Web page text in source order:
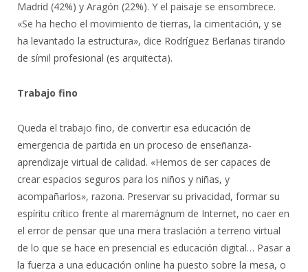
Madrid (42%) y Aragón (22%). Y el paisaje se ensombrece.
«Se ha hecho el movimiento de tierras, la cimentación, y se
ha levantado la estructura», dice Rodríguez Berlanas tirando
de símil profesional (es arquitecta).
Trabajo fino
Queda el trabajo fino, de convertir esa educación de
emergencia de partida en un proceso de enseñanza-
aprendizaje virtual de calidad. «Hemos de ser capaces de
crear espacios seguros para los niños y niñas, y
acompañarlos», razona. Preservar su privacidad, formar su
espíritu crítico frente al maremágnum de Internet, no caer en
el error de pensar que una mera traslación a terreno virtual
de lo que se hace en presencial es educación digital… Pasar a
la fuerza a una educación online ha puesto sobre la mesa, o